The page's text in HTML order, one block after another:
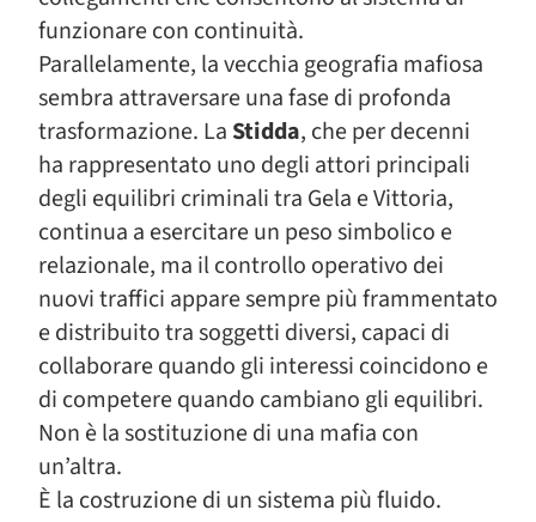
funzionare con continuità.
Parallelamente, la vecchia geografia mafiosa
sembra attraversare una fase di profonda
trasformazione. La Stidda, che per decenni
ha rappresentato uno degli attori principali
degli equilibri criminali tra Gela e Vittoria,
continua a esercitare un peso simbolico e
relazionale, ma il controllo operativo dei
nuovi traffici appare sempre più frammentato
e distribuito tra soggetti diversi, capaci di
collaborare quando gli interessi coincidono e
di competere quando cambiano gli equilibri.
Non è la sostituzione di una mafia con
un’altra.
È la costruzione di un sistema più fluido.